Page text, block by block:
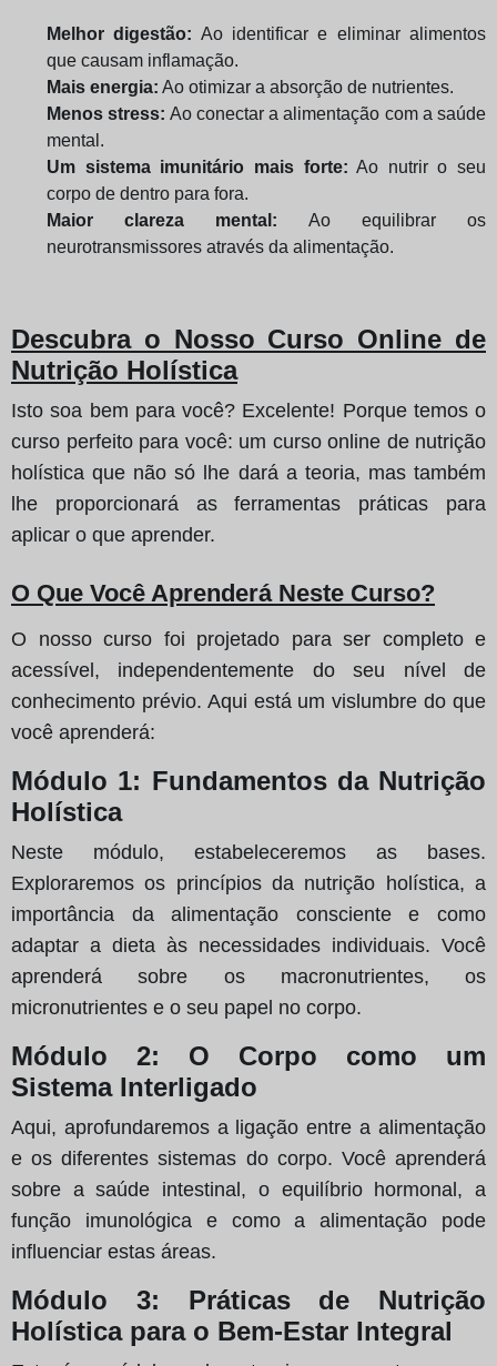
Melhor digestão: Ao identificar e eliminar alimentos
que causam inflamação.
Mais energia: Ao otimizar a absorção de nutrientes.
Menos stress: Ao conectar a alimentação com a saúde
mental.
Um sistema imunitário mais forte: Ao nutrir o seu
corpo de dentro para fora.
Maior clareza mental: Ao equilibrar os
neurotransmissores através da alimentação.
Descubra o Nosso Curso Online de
Nutrição Holística
Isto soa bem para você? Excelente! Porque temos o
curso perfeito para você: um curso online de nutrição
holística que não só lhe dará a teoria, mas também
lhe proporcionará as ferramentas práticas para
aplicar o que aprender.
O Que Você Aprenderá Neste Curso?
O nosso curso foi projetado para ser completo e
acessível, independentemente do seu nível de
conhecimento prévio. Aqui está um vislumbre do que
você aprenderá:
Módulo 1: Fundamentos da Nutrição
Holística
Neste módulo, estabeleceremos as bases.
Exploraremos os princípios da nutrição holística, a
importância da alimentação consciente e como
adaptar a dieta às necessidades individuais. Você
aprenderá sobre os macronutrientes, os
micronutrientes e o seu papel no corpo.
Módulo 2: O Corpo como um
Sistema Interligado
Aqui, aprofundaremos a ligação entre a alimentação
e os diferentes sistemas do corpo. Você aprenderá
sobre a saúde intestinal, o equilíbrio hormonal, a
função imunológica e como a alimentação pode
influenciar estas áreas.
Módulo 3: Práticas de Nutrição
Holística para o Bem-Estar Integral